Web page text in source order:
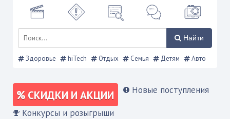
Найти
Здоровье hiTech Отдых Семья Детям Авто
СКИДКИ И АКЦИИ Новые поступления
Конкурсы и розыгрыши